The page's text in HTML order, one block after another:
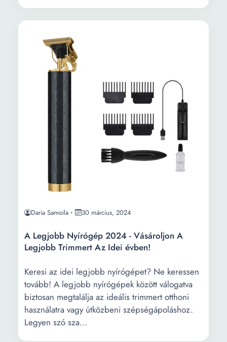
Daria Samoila 30 március, 2024
A Legjobb Nyírógép 2024 - Vásároljon A
Legjobb Trimmert Az Idei évben!
Keresi az idei legjobb nyírógépet? Ne keressen
tovább! A legjobb nyírógépek között válogatva
biztosan megtalálja az ideális trimmert otthoni
használatra vagy útközbeni szépségápoláshoz.
Legyen szó sza...